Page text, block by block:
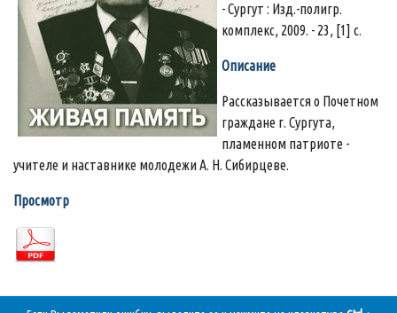
- Сургут : Изд.-полигр.
комплекс, 2009. - 23, [1] с.
Описание
Рассказывается о Почетном
граждане г. Сургута,
пламенном патриоте -
учителе и наставнике молодежи А. Н. Сибирцеве.
Просмотр